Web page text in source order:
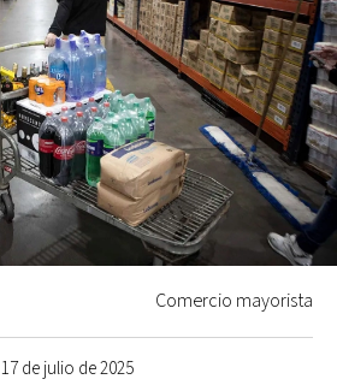
17 de julio de 2025
Comercio mayorista